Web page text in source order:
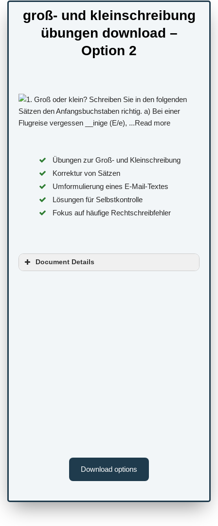
groß- und kleinschreibung
übungen download –
Option 2
Übungen zur Groß- und Kleinschreibung
Korrektur von Sätzen
Umformulierung eines E-Mail-Textes
Lösungen für Selbstkontrolle
Fokus auf häufige Rechtschreibfehler
Document Details
Download options